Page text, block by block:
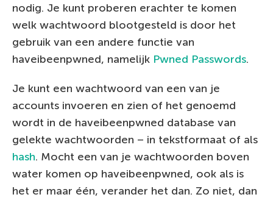
nodig. Je kunt proberen erachter te komen
welk wachtwoord blootgesteld is door het
gebruik van een andere functie van
haveibeenpwned, namelijk Pwned Passwords.
Je kunt een wachtwoord van een van je
accounts invoeren en zien of het genoemd
wordt in de haveibeenpwned database van
gelekte wachtwoorden – in tekstformaat of als
hash. Mocht een van je wachtwoorden boven
water komen op haveibeenpwned, ook als is
het er maar één, verander het dan. Zo niet, dan